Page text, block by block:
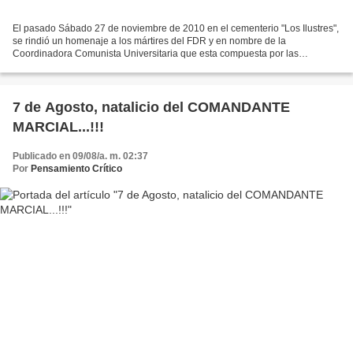
El pasado Sábado 27 de noviembre de 2010 en el cementerio "Los Ilustres",
se rindió un homenaje a los mártires del FDR y en nombre de la
Coordinadora Comunista Universitaria que esta compuesta por las
7 de Agosto, natalicio del COMANDANTE
MARCIAL...!!!
Publicado en 09/08/a. m. 02:37
Por Pensamiento Crítico